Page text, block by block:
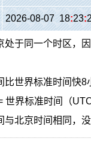
2026-08-07 18:23:
处于同一个时区，
比世界标准时间快8
世界标准时间（
与北京时间相同，没